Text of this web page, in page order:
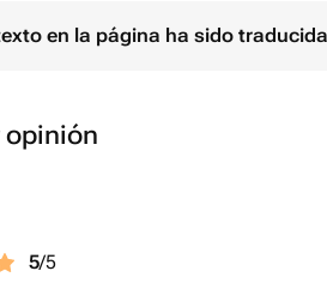
en la página ha sido
opinión
5/5